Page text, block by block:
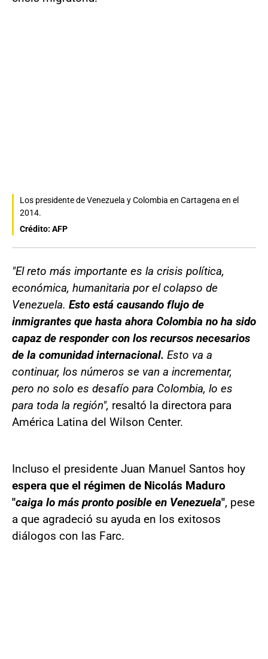
Los presidente de Venezuela y Colombia en Cartagena en el
2014.
Crédito: AFP
"El reto más importante es la crisis política,
económica, humanitaria por el colapso de
Venezuela. Esto está causando flujo de
inmigrantes que hasta ahora Colombia no ha sido
capaz de responder con los recursos necesarios
de la comunidad internacional. Esto va a
continuar, los números se van a incrementar,
pero no solo es desafío para Colombia, lo es
para toda la región", resaltó la directora para
América Latina del Wilson Center.
Incluso el presidente Juan Manuel Santos hoy
espera que el régimen de Nicolás Maduro
"caiga lo más pronto posible en Venezuela", pese
a que agradeció su ayuda en los exitosos
diálogos con las Farc.